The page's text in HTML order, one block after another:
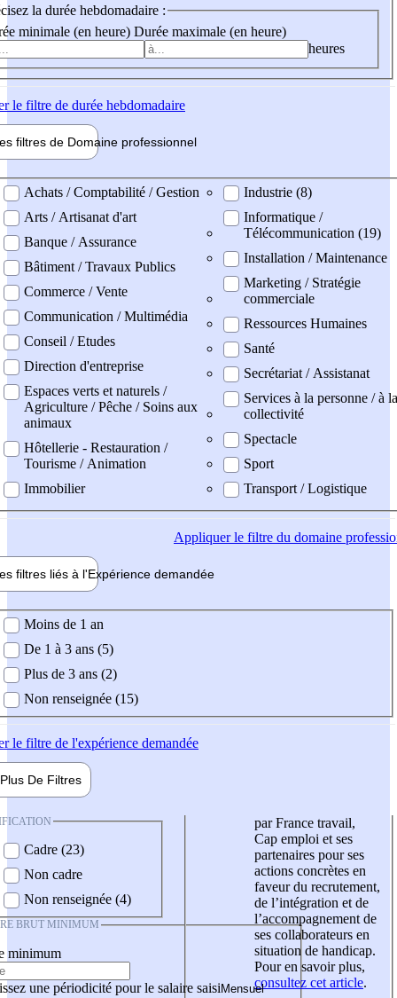
la durée hebdomadaire :
minimale (en heure) Durée maximale (en heure)
heures
le filtre de durée hebdomadaire
filtres de Domaine professionnel
professionel
Achats / Comptabilité / Gestion
Arts / Artisanat d'art
Banque / Assurance
Bâtiment / Travaux Publics
Commerce / Vente
Communication / Multimédia
Conseil / Etudes
Direction d'entreprise
Espaces verts et naturels /
Agriculture / Pêche / Soins aux
animaux
Hôtellerie - Restauration /
Tourisme / Animation
Immobilier
Industrie (8)
Informatique /
Télécommunication (19)
Installation / Maintenance
Marketing / Stratégie
commerciale
Ressources Humaines
Santé
Secrétariat / Assistanat
Services à la personne / à la
collectivité
Spectacle
Sport
Transport / Logistique
Appliquerle filtre du domaine
filtres liés à l'Expérience demandée
demandée
Moins de 1 an
De 1 à 3 ans (5)
Plus de 3 ans (2)
Non renseignée (15)
le filtre de l'expérience demandée
Plus De Filtres
Cadre (23)
Non cadre
Non renseignée (4)
BRUT MINIMUM
minimum
une périodicité pour le salaire saisi
par France travail,
Cap emploi et ses
partenaires pour ses
actions concrètes en
faveur du recrutement,
de l’intégration et de
l’accompagnement de
ses collaborateurs en
situation de handicap.
Pour en savoir plus,
consultez cet article.